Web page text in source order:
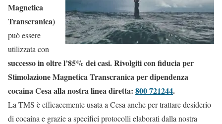
Magnetica
Transcranica)
può essere
utilizzata con
successo in oltre l’85% dei casi. Rivolgiti con fiducia per
Stimolazione Magnetica Transcranica per dipendenza
cocaina Cesa alla nostra linea diretta: 800 721244.
La TMS è efficacemente usata a Cesa anche per trattare desiderio
di cocaina e grazie a specifici protocolli elaborati dalla nostra